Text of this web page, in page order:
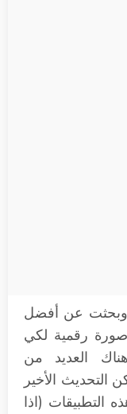
وبحثت عن أفضل
رقمية لكي
العديد من
التحديث الأخير
التطبيقات (اذا